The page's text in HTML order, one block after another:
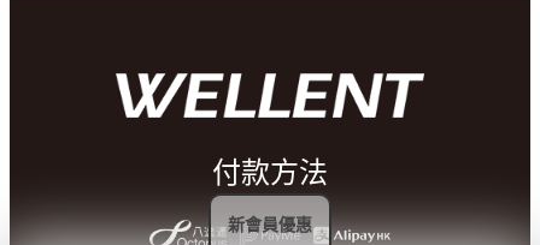
付款方法
新會員優惠